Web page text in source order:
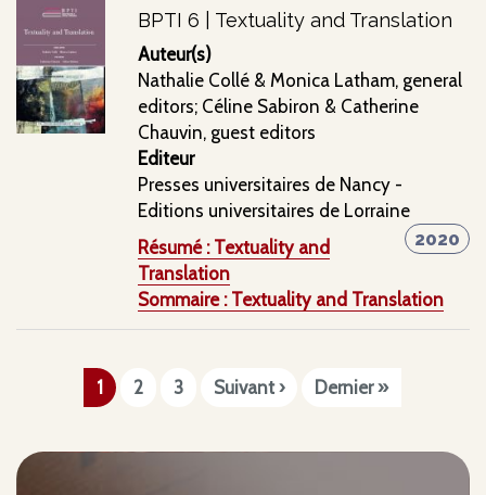
BPTI 6 | Textuality and Translation
Auteur(s)
Nathalie Collé & Monica Latham, general
editors; Céline Sabiron & Catherine
Chauvin, guest editors
Editeur
Presses universitaires de Nancy -
Editions universitaires de Lorraine
2020
Résumé : Textuality and
Translation
Sommaire : Textuality and Translation
Page
courante
1 Page
2 Page
3
Page
Suivant ›
Dernière
Dernier »